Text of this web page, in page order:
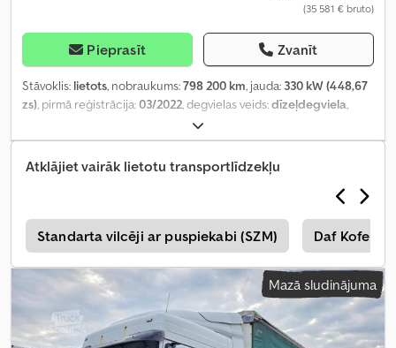
(35 581 € bruto)
Pieprasīt Zvanīt
Stāvoklis: lietots, nobraukums:798 200 km, jauda: 330 kW (448,67
zs), pirmā reģistrācija:03/2022, degvielas veids:dīzeļdegviela,
, asu konfigurācija:
pārnesuma veids:automātisks, emisijas klase:Euro 6, Aprīkojums:
ABS, elektroniskā stabilitātes programma (ESP), gaisa
kondicionēšana, stāvvietas sildītājs
Atklājiet vairāk lietotu transportlīdzekļu
Standarta vilcēji ar puspiekabi (SZM) Daf Koferis
Mazā sludinājuma